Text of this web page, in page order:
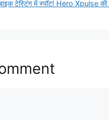
टेस्टिंग में स्पॉट! Hero Xpulse की